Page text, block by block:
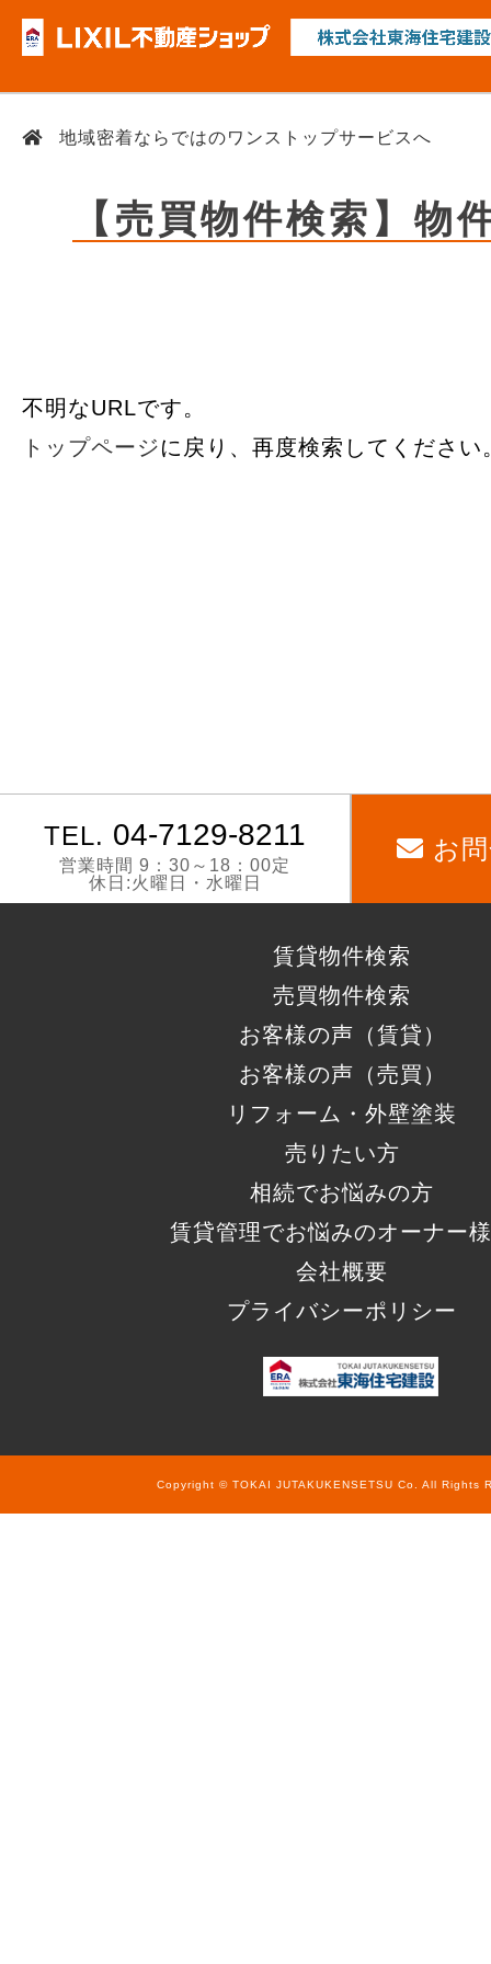
地域密着ならではのワンストップサービスへ
【売買物件検索】物
不明なURLです。
トップページに戻り、再度検索してください
TEL. 04-7129-8211
営業時間 9：30～18：00定
休日:火曜日・水曜日
お
賃貸物件検索
売買物件検索
お客様の声（賃貸）
お客様の声（売買）
リフォーム・外壁塗装
売りたい方
相続でお悩みの方
賃貸管理でお悩みのオーナー
会社概要
プライバシーポリシー
Copyright © TOKAI JUTAKUKENSETSU Co. All Rights